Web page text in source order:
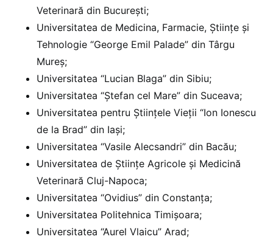
Veterinară din București;
Universitatea de Medicina, Farmacie, Științe și
Tehnologie “George Emil Palade” din Târgu
Mureș;
Universitatea “Lucian Blaga” din Sibiu;
Universitatea “Ștefan cel Mare” din Suceava;
Universitatea pentru Știinţele Vieţii “Ion Ionescu
de la Brad” din Iaşi;
Universitatea “Vasile Alecsandri” din Bacău;
Universitatea de Științe Agricole și Medicină
Veterinară Cluj-Napoca;
Universitatea “Ovidius” din Constanța;
Universitatea Politehnica Timișoara;
Universitatea “Aurel Vlaicu” Arad;